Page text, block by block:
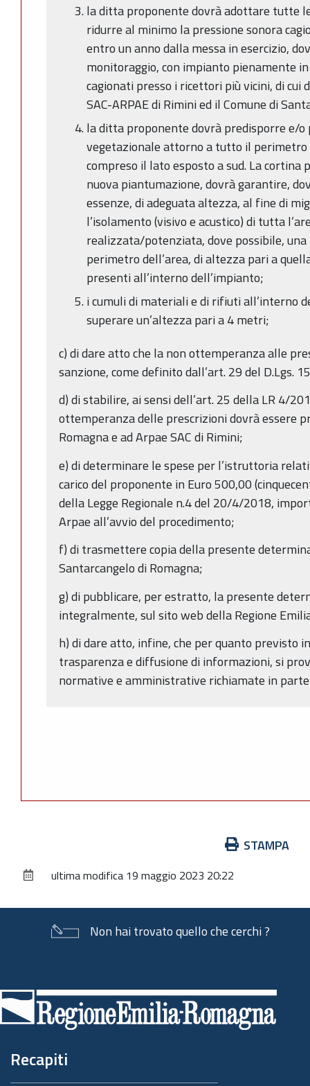
la ditta proponente dovrà adottare tutte
ridurre al minimo la pressione sonora
entro un anno dalla messa in esercizio,
monitoraggio, con impianto pienamente
cagionati presso i ricettori più vicini, di
SAC-ARPAE di Rimini ed il Comune di
la ditta proponente dovrà predisporre e/
vegetazionale attorno a tutto il perimetro
compreso il lato esposto a sud. La
nuova piantumazione, dovrà garantire,
essenze, di adeguata altezza, al fine di
l’isolamento (visivo e acustico) di tutta
realizzata/potenziata, dove possibile,
perimetro dell’area, di altezza pari a
presenti all’interno dell’impianto;
i cumuli di materiali e di rifiuti all’interno
superare un’altezza pari a 4 metri;
c) di dare atto che la non ottemperanza alle
sanzione, come definito dall’art. 29 del D.Lgs.
d) di stabilire, ai sensi dell’art. 25 della LR 4/
ottemperanza delle prescrizioni dovrà essere
Romagna e ad Arpae SAC di Rimini;
e) di determinare le spese per l’istruttoria
carico del proponente in Euro 500,00
della Legge Regionale n.4 del 20/4/2018,
Arpae all’avvio del procedimento;
f) di trasmettere copia della presente
Santarcangelo di Romagna;
g) di pubblicare, per estratto, la presente
integralmente, sul sito web della Regione
h) di dare atto, infine, che per quanto previsto
trasparenza e diffusione di informazioni, si
normative e amministrative richiamate in
documento
STAMPA
ultima modifica 19 maggio 2023 20:22
Non hai trovato quello che cerchi ?
di
pagina
Recapiti